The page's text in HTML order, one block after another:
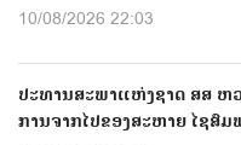
10/08/2026 22:03
ປະທານສະພາແຫ່ງຊາດ ສສ ຫວ
ການຈາກໄປຂອງສະຫາຍ ໄຊສົ